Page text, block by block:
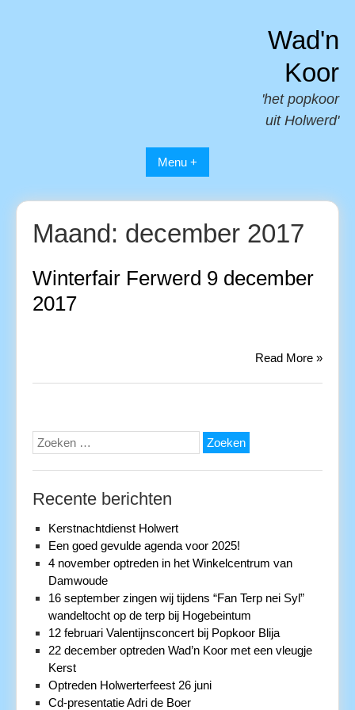
Wad'n
Koor
'het popkoor
uit Holwerd'
Menu +
Maand: december 2017
Winterfair Ferwerd 9 december
2017
Read More »
Zoeken
naar:
Recente berichten
Kerstnachtdienst Holwert
Een goed gevulde agenda voor 2025!
4 november optreden in het Winkelcentrum van
Damwoude
16 september zingen wij tijdens “Fan Terp nei Syl”
wandeltocht op de terp bij Hogebeintum
12 februari Valentijnsconcert bij Popkoor Blija
22 december optreden Wad’n Koor met een vleugje
Kerst
Optreden Holwerterfeest 26 juni
Cd-presentatie Adri de Boer